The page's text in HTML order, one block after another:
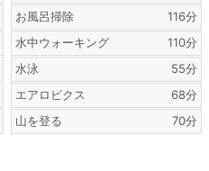
お風呂掃除
116分
水中ウォーキング
110分
水泳
55分
エアロビクス
68分
山を登る
70分